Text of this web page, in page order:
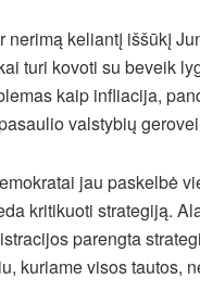
keliantį iššūkį
turi kovoti su beveik
kaip infliacija,
valstybių
jau paskelbė
kritikuoti strategiją.
parengta
kuriame visos tautos,